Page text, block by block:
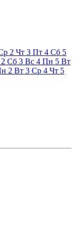
2 Чт 3 Пт 4 Сб 5
2 Сб 3 Вс 4 Пн 5 Вт
2 Вт 3 Ср 4 Чт 5